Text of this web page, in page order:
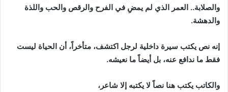
والصلابة.. العمر الذي لم يمضِ في الفرح والرقص والحب واللذة
والدهشة.
إنه نص يكتب سيرة داخلية لرجل اكتشف، متأخراً، أن الحياة ليست
فقط ما ندافع عنه، بل أيضاً ما نعيشه.
والكاتب يكتب هنا نصاً لا يكتبه إلا شاعر،